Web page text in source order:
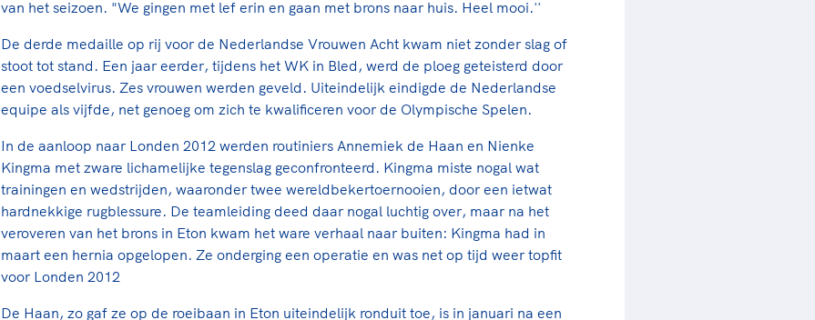
van het seizoen. "We gingen met lef erin en gaan met brons naar huis. Heel mooi.''
De derde medaille op rij voor de Nederlandse Vrouwen Acht kwam niet zonder slag of
stoot tot stand. Een jaar eerder, tijdens het WK in Bled, werd de ploeg geteisterd door
een voedselvirus. Zes vrouwen werden geveld. Uiteindelijk eindigde de Nederlandse
equipe als vijfde, net genoeg om zich te kwalificeren voor de Olympische Spelen.
In de aanloop naar Londen 2012 werden routiniers Annemiek de Haan en Nienke
Kingma met zware lichamelijke tegenslag geconfronteerd. Kingma miste nogal wat
trainingen en wedstrijden, waaronder twee wereldbekertoernooien, door een ietwat
hardnekkige rugblessure. De teamleiding deed daar nogal luchtig over, maar na het
veroveren van het brons in Eton kwam het ware verhaal naar buiten: Kingma had in
maart een hernia opgelopen. Ze onderging een operatie en was net op tijd weer topfit
voor Londen 2012
De Haan, zo gaf ze op de roeibaan in Eton uiteindelijk ronduit toe, is in januari na een